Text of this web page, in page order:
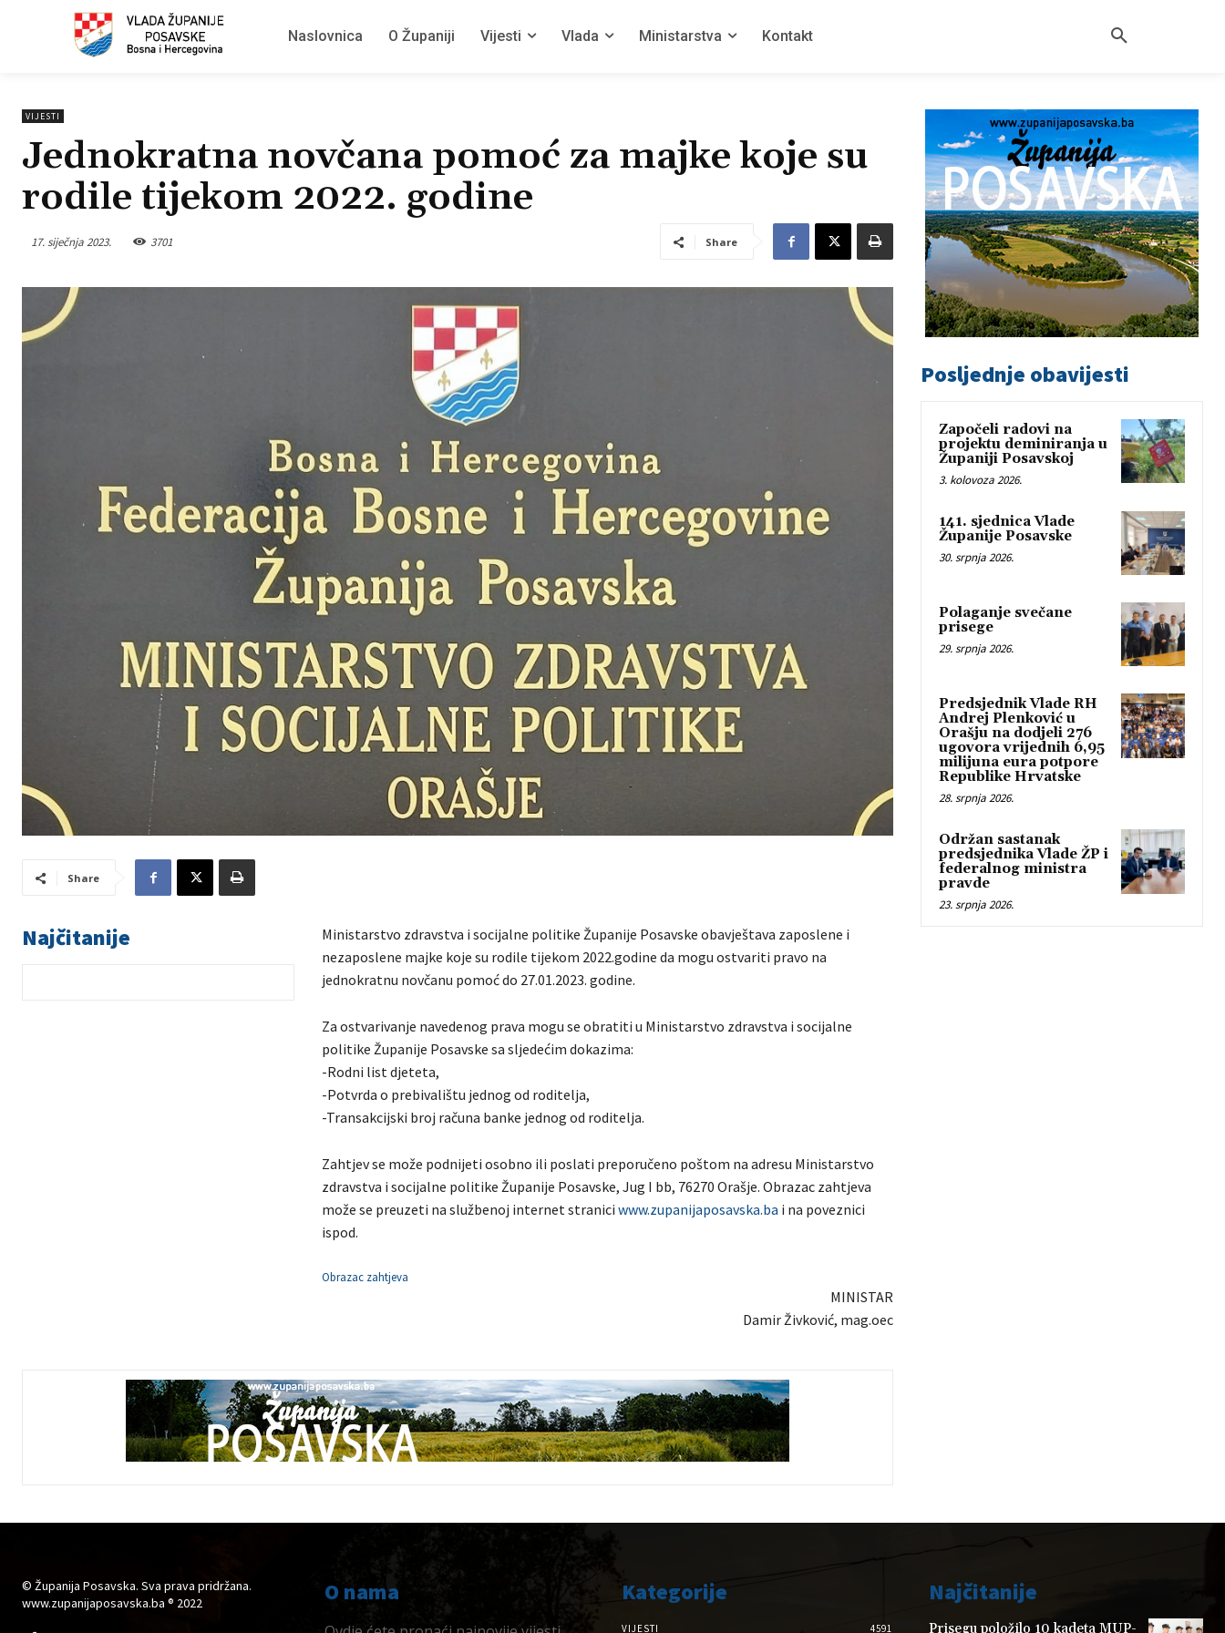
Naslovnica O Županiji Vijesti Vlada Ministarstva Kontakt
VIJESTI
Jednokratna novčana pomoć za majke koje su
rodile tijekom 2022. godine
17. siječnja 2023. 3701 Share
Share
Najčitanije
Ministarstvo zdravstva i socijalne politike Županije Posavske obavještava zaposlene i
nezaposlene majke koje su rodile tijekom 2022.godine da mogu ostvariti pravo na
jednokratnu novčanu pomoć do 27.01.2023. godine.
Za ostvarivanje navedenog prava mogu se obratiti u Ministarstvo zdravstva i socijalne
politike Županije Posavske sa sljedećim dokazima:
-Rodni list djeteta,
-Potvrda o prebivalištu jednog od roditelja,
-Transakcijski broj računa banke jednog od roditelja.
Zahtjev se može podnijeti osobno ili poslati preporučeno poštom na adresu Ministarstvo
zdravstva i socijalne politike Županije Posavske, Jug I bb, 76270 Orašje. Obrazac zahtjeva
može se preuzeti na službenoj internet stranici www.zupanijaposavska.ba i na poveznici
ispod.
Obrazac zahtjeva
MINISTAR
Damir Živković, mag.oec
Posljednje obavijesti
Započeli radovi na
projektu deminiranja u
Županiji Posavskoj
3. kolovoza 2026.
141. sjednica Vlade
Županije Posavske
30. srpnja 2026.
Polaganje svečane
prisege
29. srpnja 2026.
Predsjednik Vlade RH
Andrej Plenković u
Orašju na dodjeli 276
ugovora vrijednih 6,95
milijuna eura potpore
Republike Hrvatske
28. srpnja 2026.
Održan sastanak
predsjednika Vlade ŽP i
federalnog ministra
pravde
23. srpnja 2026.
© Županija Posavska. Sva prava pridržana.
www.zupanijaposavska.ba ® 2022
O nama Kategorije
VIJESTI 4591
Najčitanije
Prisegu položilo 10 kadeta MUP-